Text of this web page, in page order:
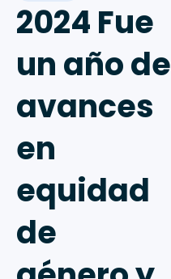
2024 Fue
un año de
avances
en
equidad
de